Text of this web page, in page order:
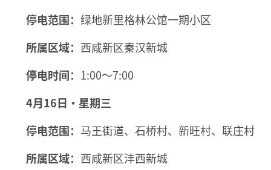
停电范围： 绿地新里格林公馆一期小区
所属区域： 西咸新区秦汉新城
停电时间： 1:00～7:00
4月16日·星期三
停电范围： 马王街道、石桥村、新旺村、联庄村
所属区域： 西咸新区沣西新城